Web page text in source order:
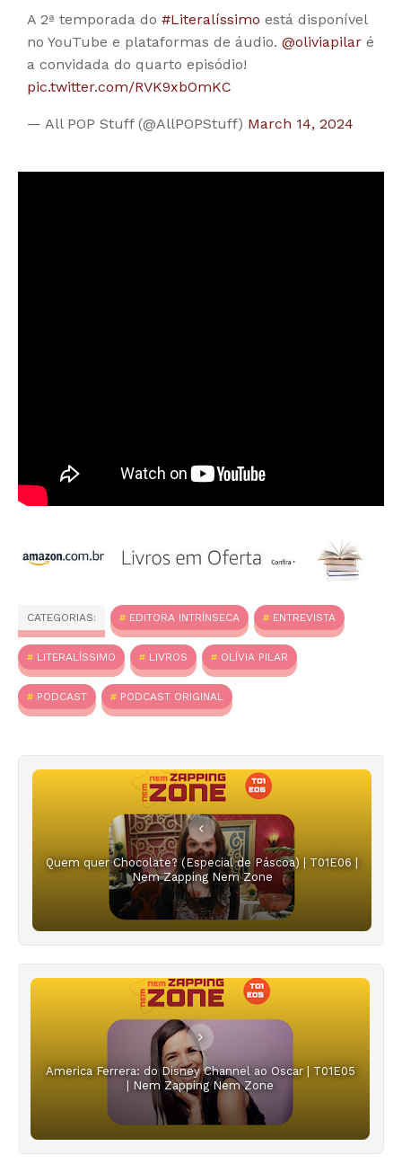
A 2ª temporada do #Literalíssimo está disponível
no YouTube e plataformas de áudio. @oliviapilar é
a convidada do quarto episódio!
pic.twitter.com/RVK9xbOmKC
— All POP Stuff (@AllPOPStuff) March 14, 2024
CATEGORIAS: EDITORA INTRÍNSECA ENTREVISTA
LITERALÍSSIMO LIVROS OLÍVIA PILAR
PODCAST PODCAST ORIGINAL
Quem quer Chocolate? (Especial de Páscoa) | T01E06 |
Nem Zapping Nem Zone
America Ferrera: do Disney Channel ao Oscar | T01E05
| Nem Zapping Nem Zone